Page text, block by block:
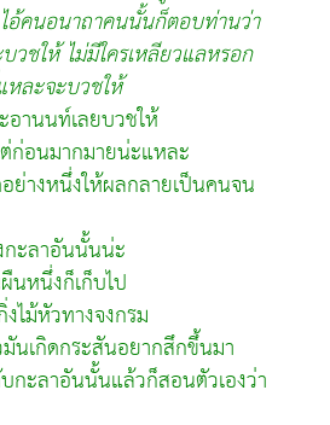
ไอ้คนอนาถาคนนั้นก็ตอบท่านว่า
วชให้ ไม่มีใครเหลียวแลหรอก
หละจะบวชให้
านนท์เลยบวชให้
ก่อนมากมายน่ะแหละ
ย่างหนึ่งให้ผลกลายเป็นคนจน
กะลาอันนั้นน่ะ
นหนึ่งก็เก็บไป
ไม้หัวทางจงกรม
นเกิดกระสันอยากสึกขึ้นมา
กะลาอันนั้นแล้วก็สอนตัวเองว่า